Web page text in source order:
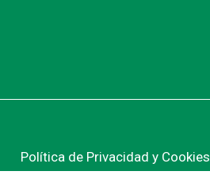
Política de Privacidad y Cookies